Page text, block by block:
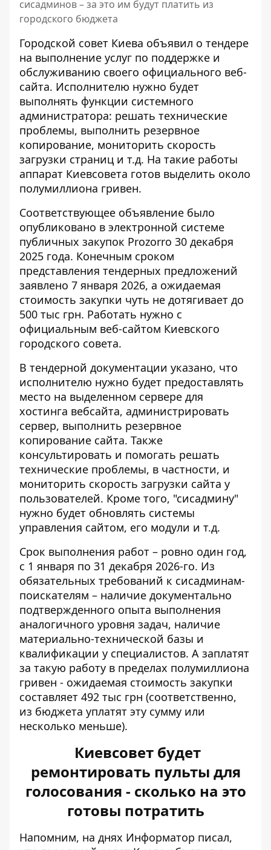
сисадминов – за это им будут платить из
городского бюджета
Городской совет Киева объявил о тендере
на выполнение услуг по поддержке и
обслуживанию своего официального веб-
сайта. Исполнителю нужно будет
выполнять функции системного
администратора: решать технические
проблемы, выполнить резервное
копирование, мониторить скорость
загрузки страниц и т.д. На такие работы
аппарат Киевсовета готов выделить около
полумиллиона гривен.
Соответствующее объявление было
опубликовано в электронной системе
публичных закупок Prozorro 30 декабря
2025 года. Конечным сроком
представления тендерных предложений
заявлено 7 января 2026, а ожидаемая
стоимость закупки чуть не дотягивает до
500 тыс грн. Работать нужно с
официальным веб-сайтом Киевского
городского совета.
В тендерной документации указано, что
исполнителю нужно будет предоставлять
место на выделенном сервере для
хостинга вебсайта, администрировать
сервер, выполнить резервное
копирование сайта. Также
консультировать и помогать решать
технические проблемы, в частности, и
мониторить скорость загрузки сайта у
пользователей. Кроме того, "сисадмину"
нужно будет обновлять системы
управления сайтом, его модули и т.д.
Срок выполнения работ – ровно один год,
с 1 января по 31 декабря 2026-го. Из
обязательных требований к сисадминам-
поискателям – наличие документально
подтвержденного опыта выполнения
аналогичного уровня задач, наличие
материально-технической базы и
квалификации у специалистов. А заплатят
за такую ​​работу в пределах полумиллиона
гривен - ожидаемая стоимость закупки
составляет 492 тыс грн (соответственно,
из бюджета уплатят эту сумму или
несколько меньше).
Киевсовет будет
ремонтировать пульты для
голосования - сколько на это
готовы потратить
Напомним, на днях Информатор писал,